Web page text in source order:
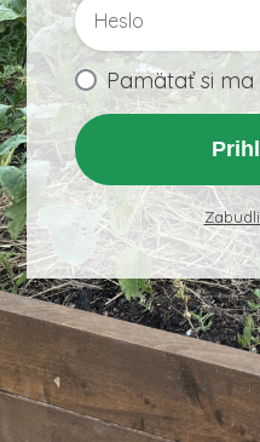
Pamätať si ma